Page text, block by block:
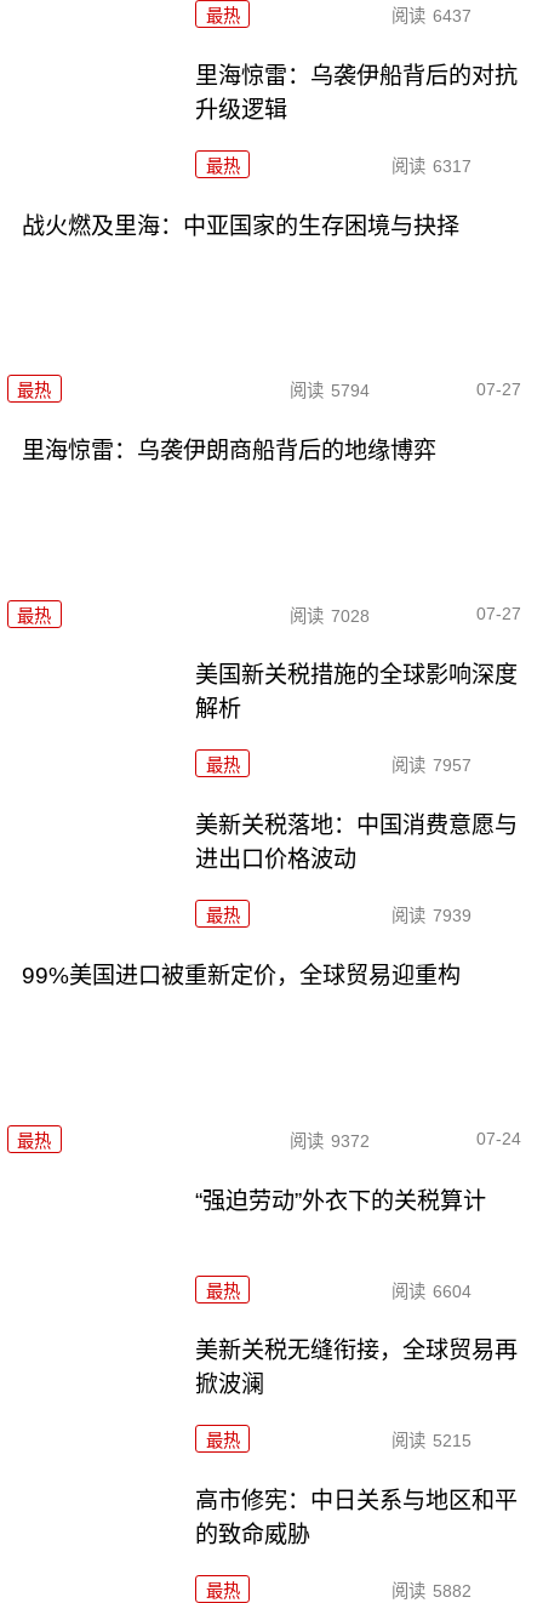
最热 阅读 6437
里海惊雷：乌袭伊船背后的对抗
升级逻辑
最热 阅读 6317
战火燃及里海：中亚国家的生存困境与抉择
最热 阅读 5794 07-27
里海惊雷：乌袭伊朗商船背后的地缘博弈
最热 阅读 7028 07-27
美国新关税措施的全球影响深度
解析
最热 阅读 7957
美新关税落地：中国消费意愿与
进出口价格波动
最热 阅读 7939
99%美国进口被重新定价，全球贸易迎重构
最热 阅读 9372 07-24
“强迫劳动”外衣下的关税算计
最热 阅读 6604
美新关税无缝衔接，全球贸易再
掀波澜
最热 阅读 5215
高市修宪：中日关系与地区和平
的致命威胁
最热 阅读 5882